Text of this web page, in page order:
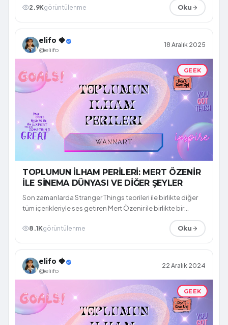
2.9Kgörüntülenme Oku
elifo 🍓
@eliifo
18 Aralık 2025
GEEK
TOPLUMUN İLHAM PERİLERİ: MERT ÖZENİR
İLE SİNEMA DÜNYASI VE DİĞER ŞEYLER
Son zamanlarda Stranger Things teorileri ile birlikte diğer
tüm içerikleriyle ses getiren Mert Özenir ile birlikte bir
8.1Kgörüntülenme Oku
elifo 🍓
@eliifo
22 Aralık 2024
GEEK